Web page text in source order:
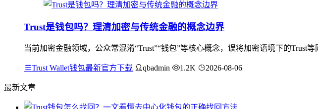
Trust是钱包吗？理清加密与传统金融的概念边界
当前加密金融领域，公众常混淆“Trust”“钱包”等核心概念，误将加密语境下的Trust
Trust Wallet钱包最新官方下载 qbadmin 1.2K 2026-08-06
最新文章